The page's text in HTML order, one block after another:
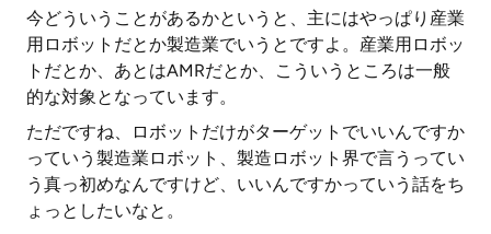
今どういうことがあるかというと、主にはやっぱり産業
用ロボットだとか製造業でいうとですよ。産業用ロボッ
トだとか、あとはAMRだとか、こういうところは一般
的な対象となっています。
ただですね、ロボットだけがターゲットでいいんですか
っていう製造業ロボット、製造ロボット界で言うってい
う真っ初めなんですけど、いいんですかっていう話をち
ょっとしたいなと。